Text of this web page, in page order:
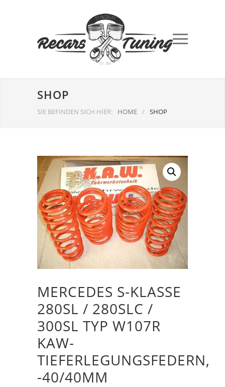
SHOP
SIE BEFINDEN SICH HIER: HOME / SHOP
MERCEDES S-KLASSE
280SL / 280SLC /
300SL TYP W107R
KAW-
TIEFERLEGUNGSFEDERN,
-40/40MM